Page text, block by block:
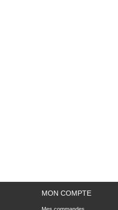
MON COMPTE
Mes commandes